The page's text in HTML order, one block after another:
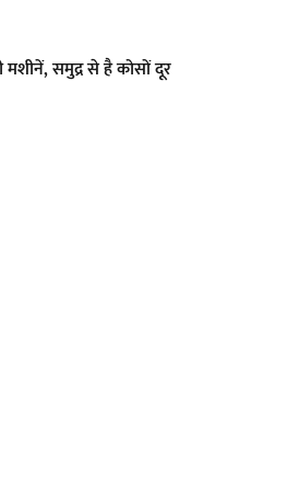
मशीनें, समुद्र से है कोसों दूर